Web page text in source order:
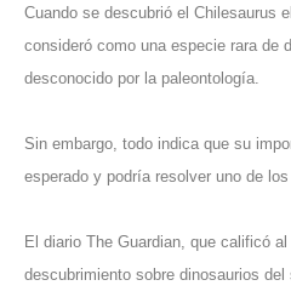
Cuando se descubrió el Chilesaurus
consideró como una especie rara de
desconocido por la paleontología.
Sin embargo, todo indica que su
esperado y podría resolver uno de los
El diario The Guardian, que calificó al
descubrimiento sobre dinosaurios